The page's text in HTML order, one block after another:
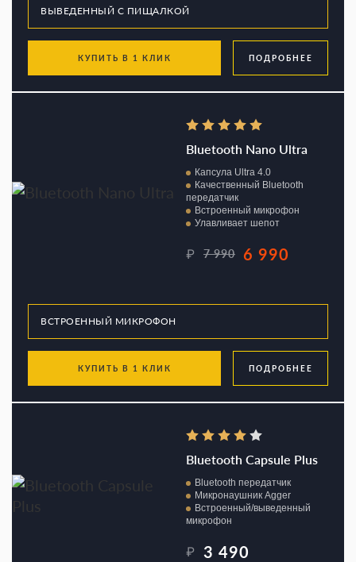
КУПИТЬ В 1 КЛИК ПОДРОБНЕЕ
Bluetooth Nano Ultra
Капсула Ultra 4.0
Качественный Bluetooth
передатчик
Встроенный микрофон
Улавливает шепот
₽ 7 990 6 990
КУПИТЬ В 1 КЛИК ПОДРОБНЕЕ
Bluetooth Capsule Plus
Bluetooth передатчик
Микронаушник Agger
Встроенный/выведенный
микрофон
₽ 3 490